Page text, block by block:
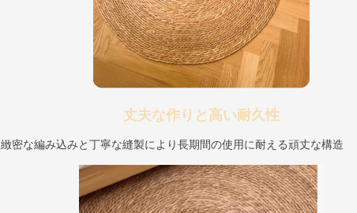
丈夫な作りと高い耐久性
緻密な編み込みと丁寧な縫製により長期間の使用に耐える頑丈な構造